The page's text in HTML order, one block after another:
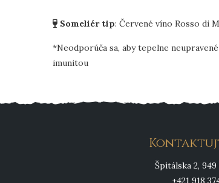
Someliér tip: Červené víno Rosso di
*Neodporúča sa, aby tepelne
imunitou
Špitálska 2,
+421 918